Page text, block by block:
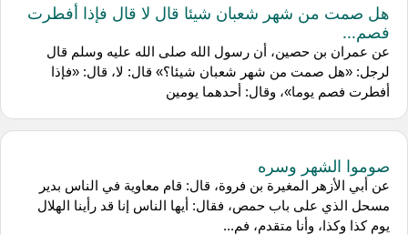
هل صمت من شهر شعبان شيئا قال لا قال فإذا أفطرت
فصم...
عن عمران بن حصين، أن رسول الله صلى الله عليه وسلم قال
لرجل: «هل صمت من شهر شعبان شيئا؟» قال: لا، قال: «فإذا
أفطرت فصم يوما»، وقال: أحدهما يومين
صوموا الشهر وسره
عن أبي الأزهر المغيرة بن فروة، قال: قام معاوية في الناس بدير
مسحل الذي على باب حمص، فقال: أيها الناس إنا قد رأينا الهلال
يوم كذا وكذا، وأنا متقدم، فم...